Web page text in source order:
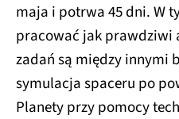
maja i potrwa 45 dni. W
pracować jak prawdziwi
zadań są między innymi
symulacja spaceru po
Planety przy pomocy